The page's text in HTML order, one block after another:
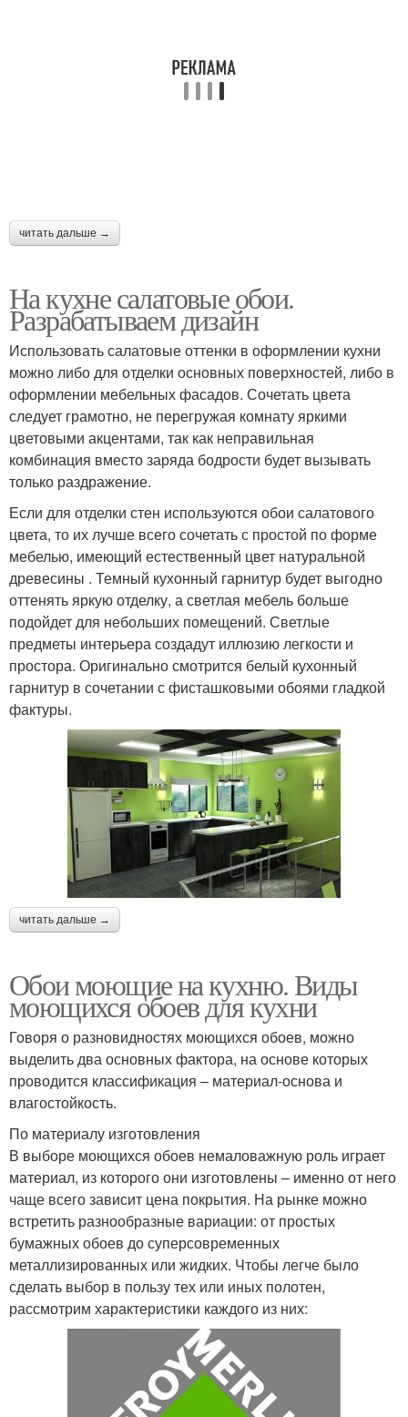
читать дальше →
На кухне салатовые обои.
Разрабатываем дизайн
Использовать салатовые оттенки в оформлении кухни
можно либо для отделки основных поверхностей, либо в
оформлении мебельных фасадов. Сочетать цвета
следует грамотно, не перегружая комнату яркими
цветовыми акцентами, так как неправильная
комбинация вместо заряда бодрости будет вызывать
только раздражение.
Если для отделки стен используются обои салатового
цвета, то их лучше всего сочетать с простой по форме
мебелью, имеющий естественный цвет натуральной
древесины . Темный кухонный гарнитур будет выгодно
оттенять яркую отделку, а светлая мебель больше
подойдет для небольших помещений. Светлые
предметы интерьера создадут иллюзию легкости и
простора. Оригинально смотрится белый кухонный
гарнитур в сочетании с фисташковыми обоями гладкой
фактуры.
читать дальше →
Обои моющие на кухню. Виды
моющихся обоев для кухни
Говоря о разновидностях моющихся обоев, можно
выделить два основных фактора, на основе которых
проводится классификация – материал-основа и
влагостойкость.
По материалу изготовления
В выборе моющихся обоев немаловажную роль играет
материал, из которого они изготовлены – именно от него
чаще всего зависит цена покрытия. На рынке можно
встретить разнообразные вариации: от простых
бумажных обоев до суперсовременных
металлизированных или жидких. Чтобы легче было
сделать выбор в пользу тех или иных полотен,
рассмотрим характеристики каждого из них: